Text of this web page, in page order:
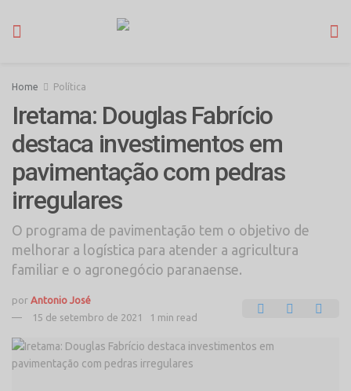
Home Política
Iretama: Douglas Fabrício
destaca investimentos em
pavimentação com pedras
irregulares
O programa de pavimentação tem o objetivo de
melhorar a logística para atender a agricultura
familiar e o agronegócio paranaense.
por Antonio José
15 de setembro de 2021
1 min read